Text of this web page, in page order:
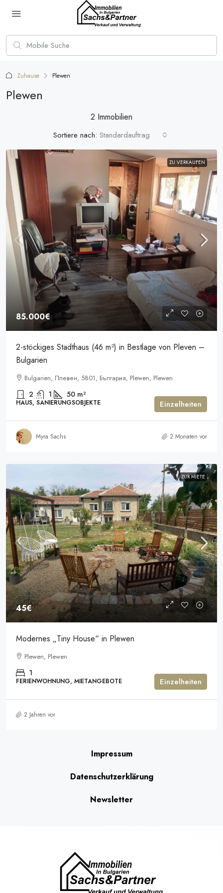
Zuhause Plewen
Plewen
2 Immobilien
Sortiere nach: Standardauftrag
ZU VERKAUFEN
85.000€
2-stöckiges Stadthaus (46 m²) in Bestlage von Pleven –
Bulgarien
Bulgarien, Плевен, 5801, България, Plewen, Plewen
2 1 50 m²
HAUS, SANIERUNGSOBJEKTE Einzelheiten
Myra Sachs 2 Monaten vor
ZUR MIETE
45€
Modernes „Tiny House“ in Plewen
Plewen, Plewen
1
FERIENWOHNUNG, MIETANGEBOTE Einzelheiten
2 Jahren vor
Impressum
Datenschutzerklärung
Newsletter